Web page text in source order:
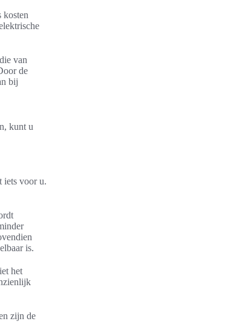
kosten
van
de
bij
kunt u
iets voor u.
is.
het
zijn de